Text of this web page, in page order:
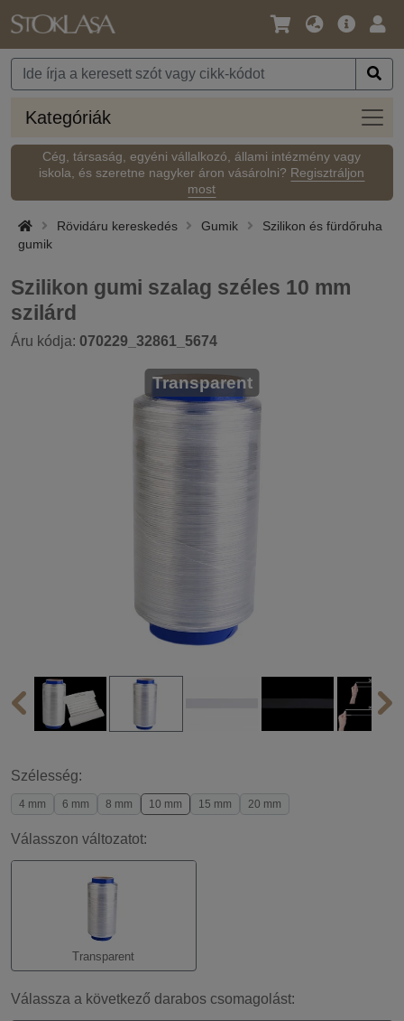
Nyelv
Pénznem
Fő
Kategóriák
Cég, társaság, egyéni vállalkozó, állami intézmény vagy
iskola, és szeretne nagyker áron vásárolni? Regisztráljon
most
Rövidáru kereskedés Gumik
Szilikon és fürdőruha
gumik
Szilikon gumi szalag széles 10 mm
szilárd
Áru kódja: 070229_32861_5674
Transparent
Szélesség:
4 mm 6 mm 8 mm 10 mm 15 mm 20 mm
Válasszon változatot:
Transparent
Válassza a következő darabos csomagolást: